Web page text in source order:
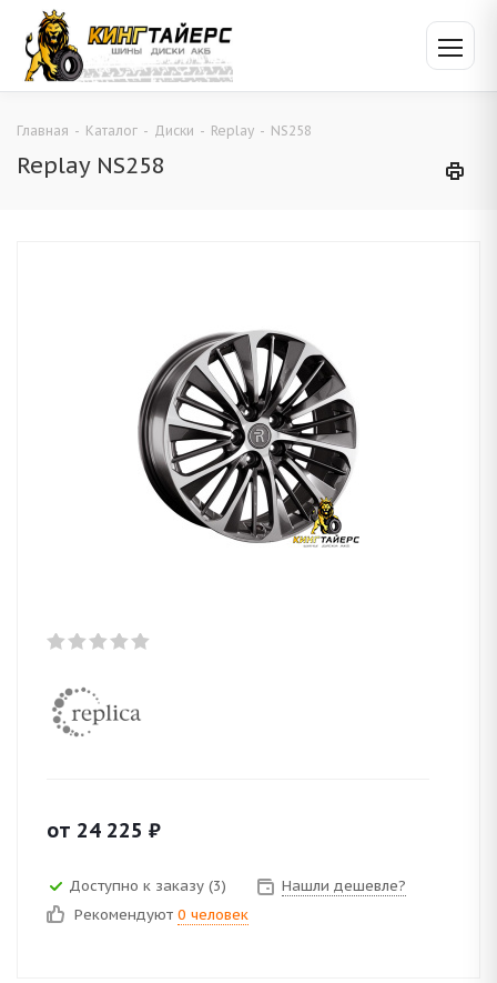
Главная - Каталог - Диски - Replay - NS258
Replay NS258
от 24 225 ₽
Доступно к заказу (3)
Нашли дешевле?
Рекомендуют 0 человек